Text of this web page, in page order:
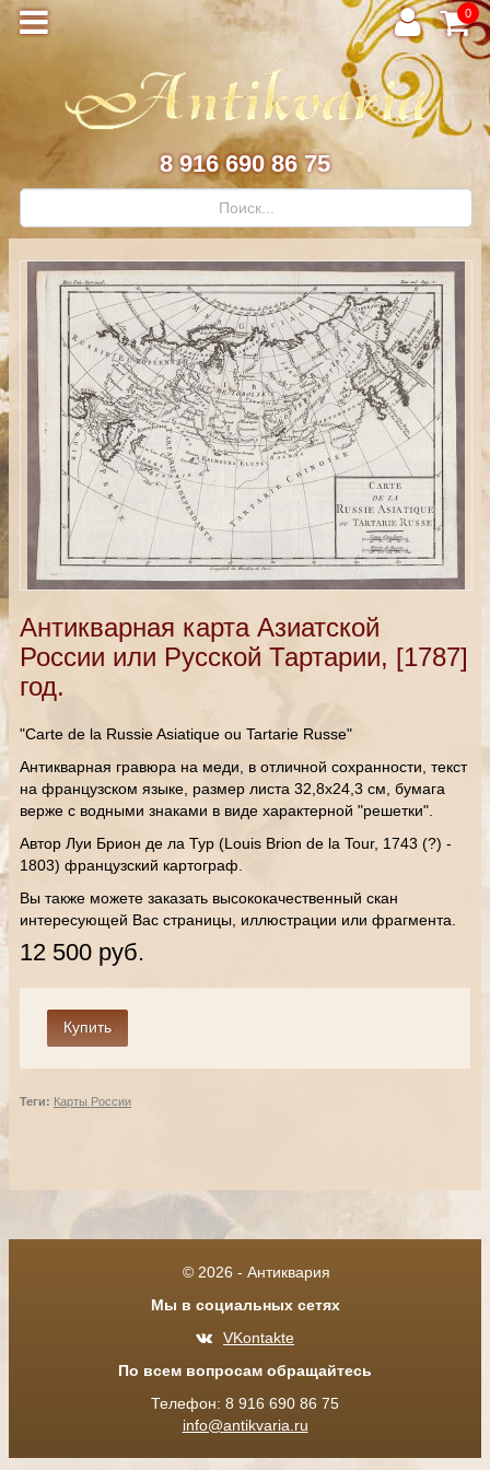
0
8 916 690 86 75
Антикварная карта Азиатской
России или Русской Тартарии, [1787]
год.
"Carte de la Russie Asiatique ou Tartarie Russe"
Антикварная гравюра на меди, в отличной сохранности, текст
на французском языке, размер листа 32,8х24,3 см, бумага
верже с водными знаками в виде характерной "решетки".
Автор Луи Брион де ла Тур (Louis Brion de la Tour, 1743 (?) -
1803) французский картограф.
Вы также можете заказать высококачественный скан
интересующей Вас страницы, иллюстрации или фрагмента.
12 500 руб.
Теги: Карты России
© 2026 - Антиквария
Мы в социальных сетях
VKontakte
По всем вопросам обращайтесь
Телефон: 8 916 690 86 75
info@antikvaria.ru